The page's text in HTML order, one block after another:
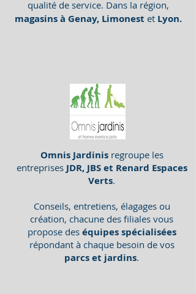
qualité de service. Dans la région,
magasins à Genay, Limonest et Lyon.
Omnis Jardinisregroupe les
entreprises JDR, JBS et Renard Espaces
Verts.
Conseils, entretiens, élagages ou
création, chacune des filiales vous
propose des équipes spécialisées
répondant à chaque besoin de vos
parcs et jardins.